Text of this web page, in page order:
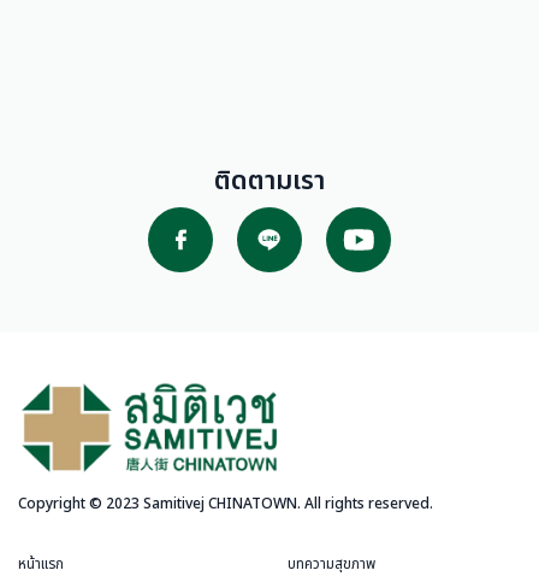
ติดตามเรา
Copyright © 2023 Samitivej CHINATOWN. All rights reserved.
หน้าแรก บทความสุขภาพ